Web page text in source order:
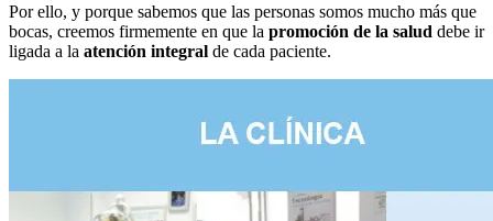
Por ello, y porque sabemos que las personas somos mucho más que
bocas, creemos firmemente en que la promoción de la salud debe ir
ligada a la atención integral de cada paciente.